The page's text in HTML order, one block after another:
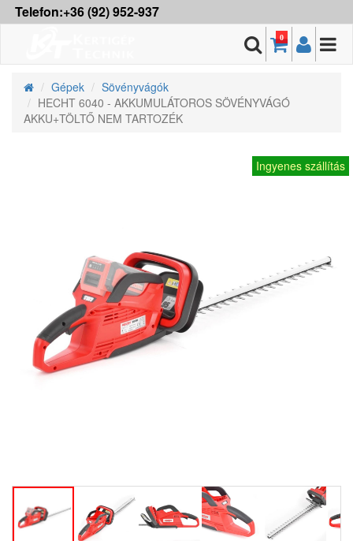
Telefon:+36 (92) 952-937
0
Gépek
Sövényvágók
HECHT 6040 - AKKUMULÁTOROS SÖVÉNYVÁGÓ
AKKU+TÖLTŐ NEM TARTOZÉK
Ingyenes szállítás